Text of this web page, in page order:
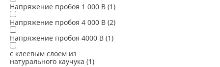
Напряжение пробоя 1 000 В (1)
Напряжение пробоя 4 000 В (2)
Напряжение пробоя 4000 В (1)
с клеевым слоем из
натурального каучука (1)